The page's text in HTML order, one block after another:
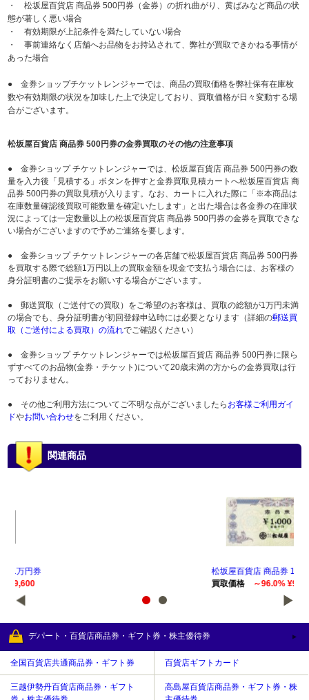
・ 松坂屋百貨店 商品券 500円券（金券）の折れ曲がり、黄ばみなど商品の状
態が著しく悪い場合
・ 有効期限が上記条件を満たしていない場合
・ 事前連絡なく店舗へお品物をお持込されて、弊社が買取できかねる事情が
あった場合
● 金券ショップチケットレンジャーでは、商品の買取価格を弊社保有在庫枚
数や有効期限の状況を加味した上で決定しており、買取価格が日々変動する場
合がございます。
松坂屋百貨店 商品券 500円券の金券買取のその他の注意事項
● 金券ショップ チケットレンジャーでは、松坂屋百貨店 商品券 500円券の数
量を入力後「見積する」ボタンを押すと金券買取見積カートへ松坂屋百貨店 商
品券 500円券の買取見積が入ります。なお、カートに入れた際に「※本商品は
在庫数量確認後買取可能数量を確定いたします」と出た場合は各金券の在庫状
況によっては一定数量以上の松坂屋百貨店 商品券 500円券の金券を買取できな
い場合がございますので予めご連絡を要します。
● 金券ショップ チケットレンジャーの各店舗で松坂屋百貨店 商品券 500円券
を買取する際で総額1万円以上の買取金額を現金で支払う場合には、お客様の
身分証明書のご提示をお願いする場合がございます。
● 郵送買取（ご送付での買取）をご希望のお客様は、買取の総額が1万円未満
の場合でも、身分証明書が初回登録申込時には必要となります（詳細の郵送買
取（ご送付による買取）の流れでご確認ください）
● 金券ショップ チケットレンジャーでは松坂屋百貨店 商品券 500円券に限ら
ずすべてのお品物(金券・チケット)について20歳未満の方からの金券買取は行
っておりません。
● その他ご利用方法についてご不明な点がございましたら お客様ご利用ガイ
ドやお問い合わせをご利用ください。
関連商品
松坂屋百貨店 商品券 1,000円券
買取価格
松坂屋百貨店 商品券 5,000円券
～96.0% ¥4,800
デパート・百貨店商品券・ギフト券・株主優待券
全国百貨店共通商品券・ギフト券 百貨店ギフトカード
三越伊勢丹百貨店商品券・ギフト
高島屋百貨店商品券・ギフト券・株